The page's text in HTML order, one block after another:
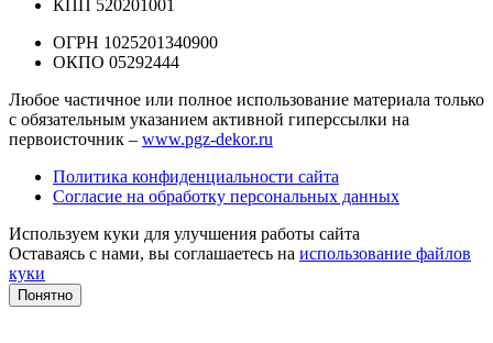
КПП 520201001
ОГРН 1025201340900
ОКПО 05292444
Любое частичное или полное использование материала только
с обязательным указанием активной гиперссылки на
первоисточник – www.pgz-dekor.ru
Политика конфиденциальности сайта
Согласие на обработку персональных данных
Используем куки для улучшения работы сайта
Оставаясь с нами, вы соглашаетесь на использование файлов
куки
Понятно